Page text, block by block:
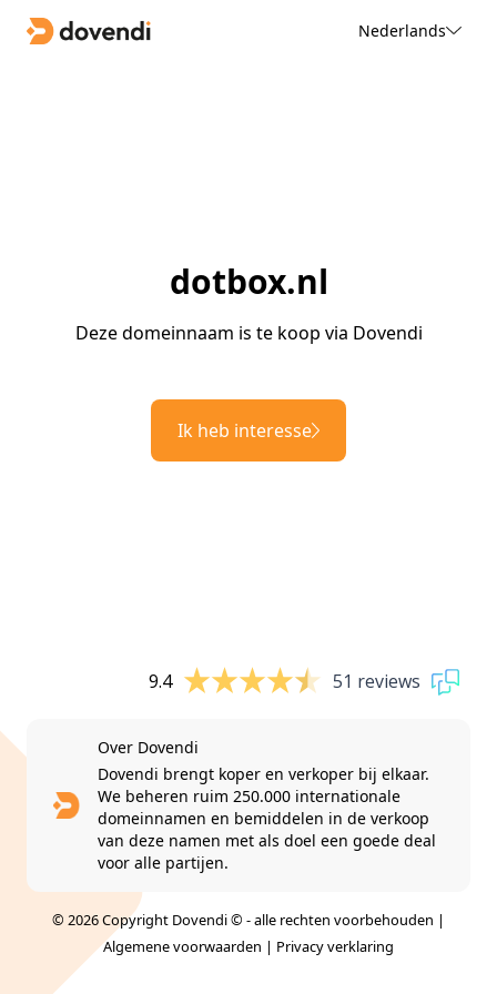
Nederlands
dotbox.nl
Deze domeinnaam is te koop via Dovendi
Ik heb interesse
9.4 51 reviews
Over Dovendi
Dovendi brengt koper en verkoper bij elkaar.
We beheren ruim 250.000 internationale
domeinnamen en bemiddelen in de verkoop
van deze namen met als doel een goede deal
voor alle partijen.
© 2026 Copyright Dovendi © - alle rechten voorbehouden |
Algemene voorwaarden | Privacy verklaring